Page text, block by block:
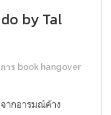
by Tal
าร book hangover
ากอารมณ์ค้าง